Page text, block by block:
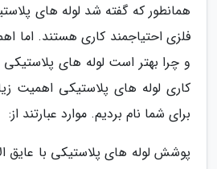
همانطور که گفته شد لوله های
فلزی احتیاجمند کاری هستند. اما
و چرا بهتر است لوله های
کاری لوله های پلاستیکی اهمیت
برای شما نام بردیم. موارد عبارتند از:
پوشش لوله های پلاستیکی با عایق